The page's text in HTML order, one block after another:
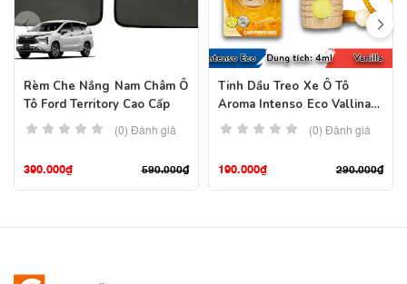
Rèm Che Nắng Nam Châm Ô
Tô Ford Territory Cao Cấp
(0) Đánh giá
590.000₫
390.000₫
Tinh Dầu Treo Xe Ô Tô
Aroma Intenso Eco Vallina –
Pháp
(0) Đánh giá
290.000₫
190.000₫